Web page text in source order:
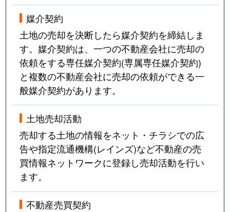
媒介契約
土地の売却を決断したら媒介契約を締結しま
す。媒介契約は、一つの不動産会社に売却の
依頼をする専任媒介契約(専属専任媒介契約)
と複数の不動産会社に売却の依頼ができる一
般媒介契約があります。
土地売却活動
売却する土地の情報をネット・チラシでの広
告や指定流通機構(レインズ)など不動産の売
買情報ネットワークに登録し売却活動を行い
ます。
不動産売買契約